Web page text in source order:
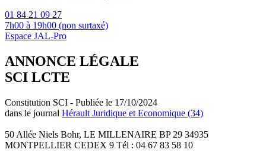
01 84 21 09 27
7h00 à 19h00 (non surtaxé)
Espace JAL-Pro
ANNONCE LÉGALE
SCI LCTE
Constitution SCI - Publiée le 17/10/2024
dans le journal Hérault Juridique et Economique (34)
50 Allée Niels Bohr, LE MILLENAIRE BP 29 34935
MONTPELLIER CEDEX 9 Tél : 04 67 83 58 10